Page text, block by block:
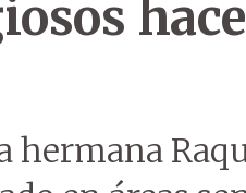
hermana